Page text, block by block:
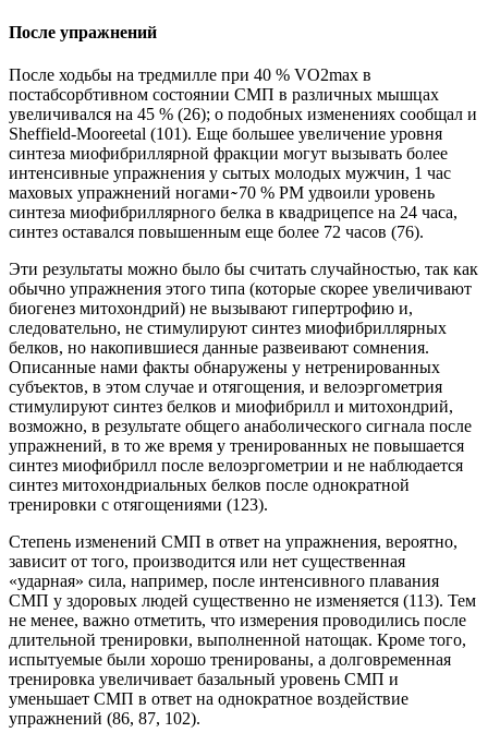
После упражнений
После ходьбы на тредмилле при 40 % VO2max в
постабсорбтивном состоянии СМП в различных мышцах
увеличивался на 45 % (26); о подобных изменениях сообщал и
Sheffield-Mooreetal (101). Еще большее увеличение уровня
синтеза миофибриллярной фракции могут вызывать более
интенсивные упражнения у сытых молодых мужчин, 1 час
маховых упражнений ногами ̴̴ 70 % РМ удвоили уровень
синтеза миофибриллярного белка в квадрицепсе на 24 часа,
синтез оставался повышенным еще более 72 часов (76).
Эти результаты можно было бы считать случайностью, так как
обычно упражнения этого типа (которые скорее увеличивают
биогенез митохондрий) не вызывают гипертрофию и,
следовательно, не стимулируют синтез миофибриллярных
белков, но накопившиеся данные развеивают сомнения.
Описанные нами факты обнаружены у нетренированных
субъектов, в этом случае и отягощения, и велоэргометрия
стимулируют синтез белков и миофибрилл и митохондрий,
возможно, в результате общего анаболического сигнала после
упражнений, в то же время у тренированных не повышается
синтез миофибрилл после велоэргометрии и не наблюдается
синтез митохондриальных белков после однократной
тренировки с отягощениями (123).
Степень изменений СМП в ответ на упражнения, вероятно,
зависит от того, производится или нет существенная
«ударная» сила, например, после интенсивного плавания
СМП у здоровых людей существенно не изменяется (113). Тем
не менее, важно отметить, что измерения проводились после
длительной тренировки, выполненной натощак. Кроме того,
испытуемые были хорошо тренированы, а долговременная
тренировка увеличивает базальный уровень СМП и
уменьшает СМП в ответ на однократное воздействие
упражнений (86, 87, 102).